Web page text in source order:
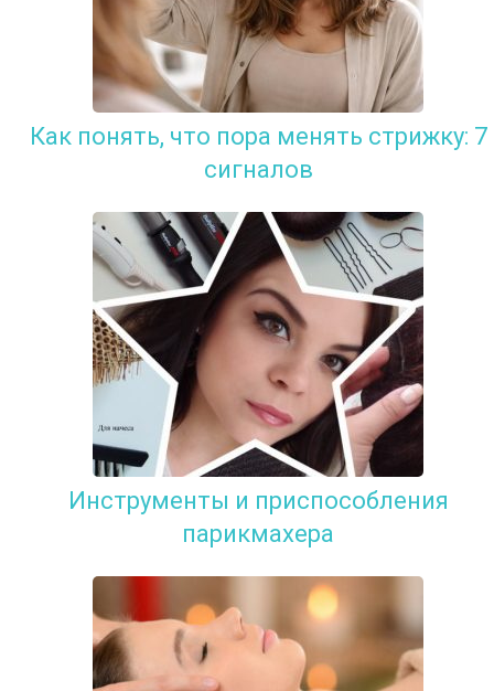
Как понять, что пора менять стрижку: 7
сигналов
Инструменты и приспособления
парикмахера